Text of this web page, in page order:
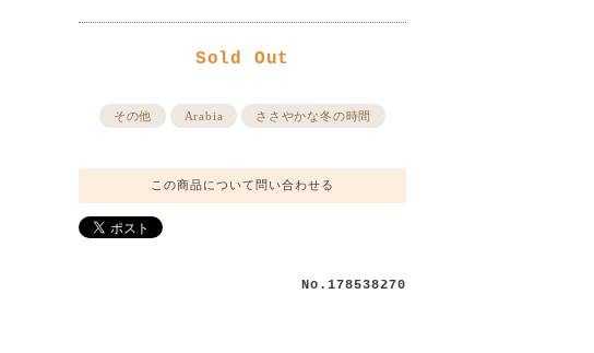
Sold Out
その他 Arabia ささやかな冬の時間
この商品について問い合わせる
No.178538270